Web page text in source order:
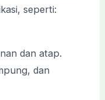
seperti:
dan atap.
dan